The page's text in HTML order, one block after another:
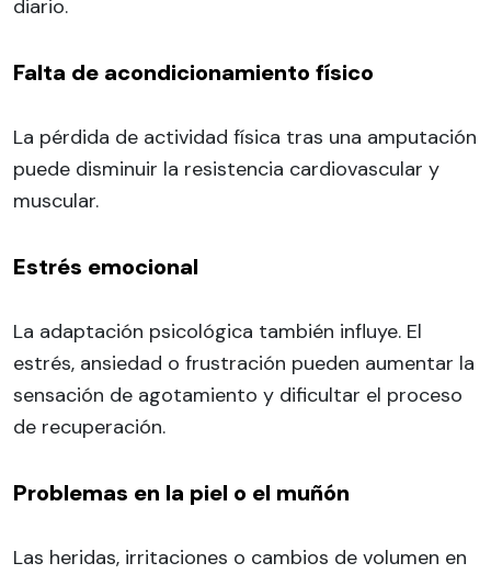
diario.
Falta de acondicionamiento físico
La pérdida de actividad física tras una amputación
puede disminuir la resistencia cardiovascular y
muscular.
Estrés emocional
La adaptación psicológica también influye. El
estrés, ansiedad o frustración pueden aumentar la
sensación de agotamiento y dificultar el proceso
de recuperación.
Problemas en la piel o el muñón
Las heridas, irritaciones o cambios de volumen en